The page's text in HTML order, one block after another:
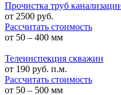
Прочистка труб
от 2500 руб.
Рассчитать стоимость
от 50 – 400 мм
Телеинспекция скважин
от 190 руб. п.м.
Рассчитать стоимость
от 50 – 500 мм